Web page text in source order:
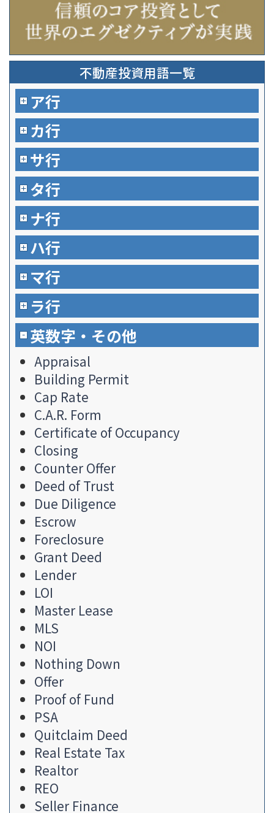
不動産投資用語一覧
ア行
カ行
サ行
タ行
ナ行
ハ行
マ行
ラ行
英数字・その他
Appraisal
Building Permit
Cap Rate
C.A.R. Form
Certificate of Occupancy
Closing
Counter Offer
Deed of Trust
Due Diligence
Escrow
Foreclosure
Grant Deed
Lender
LOI
Master Lease
MLS
NOI
Nothing Down
Offer
Proof of Fund
PSA
Quitclaim Deed
Real Estate Tax
Realtor
REO
Seller Finance